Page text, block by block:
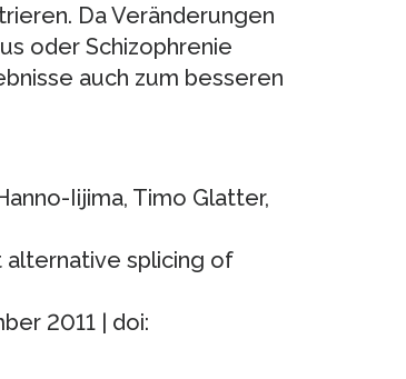
Da Veränderungen
oder Schizophrenie
auch zum besseren
Iijima, Timo Glatter,
splicing of
2011 | doi: